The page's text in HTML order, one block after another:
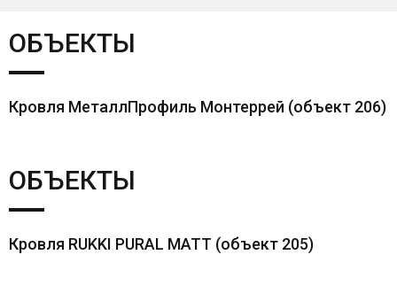
ОБЪЕКТЫ
Кровля МеталлПрофиль Монтеррей (объект 206)
ОБЪЕКТЫ
Кровля RUKKI PURAL MATT (объект 205)